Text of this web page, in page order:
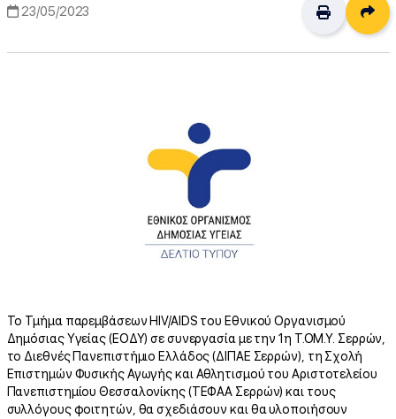
23/05/2023
Το Τμήμα παρεμβάσεων HIV/AIDS του Εθνικού Οργανισμού
Δημόσιας Υγείας (ΕΟΔΥ) σε συνεργασία με την 1η Τ.ΟΜ.Υ. Σερρών,
το Διεθνές Πανεπιστήμιο Ελλάδος (ΔΙΠΑΕ Σερρών), τη Σχολή
Επιστημών Φυσικής Αγωγής και Αθλητισμού του Αριστοτελείου
Πανεπιστημίου Θεσσαλονίκης (ΤΕΦΑΑ Σερρών) και τους
συλλόγους φοιτητών, θα σχεδιάσουν και θα υλοποιήσουν